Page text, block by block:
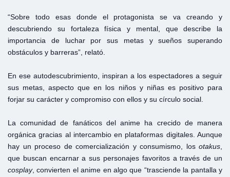
“Sobre todo esas donde el protagonista se va creando y
descubriendo su fortaleza física y mental, que describe la
importancia de luchar por sus metas y sueños superando
obstáculos y barreras”, relató.
En ese autodescubrimiento, inspiran a los espectadores a seguir
sus metas, aspecto que en los niños y niñas es positivo para
forjar su carácter y compromiso con ellos y su círculo social.
La comunidad de fanáticos del anime ha crecido de manera
orgánica gracias al intercambio en plataformas digitales. Aunque
hay un proceso de comercialización y consumismo, los otakus
que buscan encarnar a sus personajes favoritos a través de un
cosplay, convierten el anime en algo que “trasciende la pantalla y